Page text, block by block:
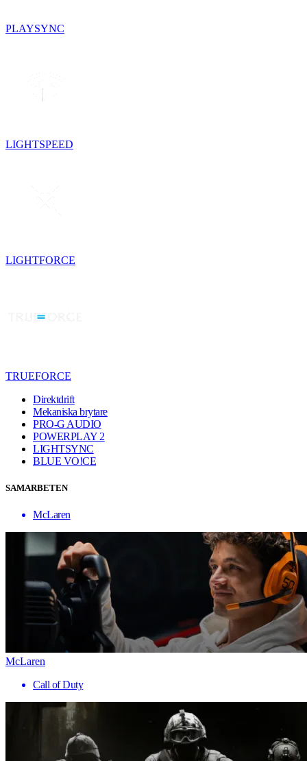
PLAYSYNC
LIGHTSPEED
LIGHTFORCE
TRUEFORCE
Direktdrift
Mekaniska brytare
PRO-G AUDIO
POWERPLAY 2
LIGHTSYNC
BLUE VO!CE
SAMARBETEN
McLaren
McLaren
Call of Duty